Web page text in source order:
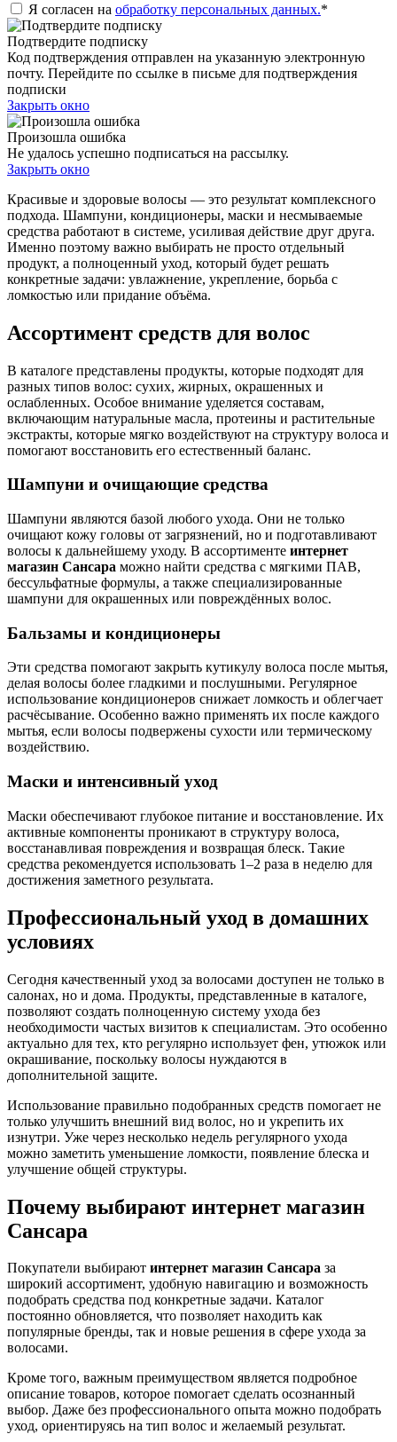
Я согласен на обработку персональных данных.*
Подтвердите подписку
Код подтверждения отправлен на указанную электронную
почту. Перейдите по ссылке в письме для подтверждения
подписки
Закрыть окно
Произошла ошибка
Не удалось успешно подписаться на рассылку.
Закрыть окно
Красивые и здоровые волосы — это результат комплексного
подхода. Шампуни, кондиционеры, маски и несмываемые
средства работают в системе, усиливая действие друг друга.
Именно поэтому важно выбирать не просто отдельный
продукт, а полноценный уход, который будет решать
конкретные задачи: увлажнение, укрепление, борьба с
ломкостью или придание объёма.
Ассортимент средств для волос
В каталоге представлены продукты, которые подходят для
разных типов волос: сухих, жирных, окрашенных и
ослабленных. Особое внимание уделяется составам,
включающим натуральные масла, протеины и растительные
экстракты, которые мягко воздействуют на структуру волоса и
помогают восстановить его естественный баланс.
Шампуни и очищающие средства
Шампуни являются базой любого ухода. Они не только
очищают кожу головы от загрязнений, но и подготавливают
волосы к дальнейшему уходу. В ассортименте интернет
магазин Сансара можно найти средства с мягкими ПАВ,
бессульфатные формулы, а также специализированные
шампуни для окрашенных или повреждённых волос.
Бальзамы и кондиционеры
Эти средства помогают закрыть кутикулу волоса после мытья,
делая волосы более гладкими и послушными. Регулярное
использование кондиционеров снижает ломкость и облегчает
расчёсывание. Особенно важно применять их после каждого
мытья, если волосы подвержены сухости или термическому
воздействию.
Маски и интенсивный уход
Маски обеспечивают глубокое питание и восстановление. Их
активные компоненты проникают в структуру волоса,
восстанавливая повреждения и возвращая блеск. Такие
средства рекомендуется использовать 1–2 раза в неделю для
достижения заметного результата.
Профессиональный уход в домашних
условиях
Сегодня качественный уход за волосами доступен не только в
салонах, но и дома. Продукты, представленные в каталоге,
позволяют создать полноценную систему ухода без
необходимости частых визитов к специалистам. Это особенно
актуально для тех, кто регулярно использует фен, утюжок или
окрашивание, поскольку волосы нуждаются в
дополнительной защите.
Использование правильно подобранных средств помогает не
только улучшить внешний вид волос, но и укрепить их
изнутри. Уже через несколько недель регулярного ухода
можно заметить уменьшение ломкости, появление блеска и
улучшение общей структуры.
Почему выбирают интернет магазин
Сансара
Покупатели выбирают интернет магазин Сансара за
широкий ассортимент, удобную навигацию и возможность
подобрать средства под конкретные задачи. Каталог
постоянно обновляется, что позволяет находить как
популярные бренды, так и новые решения в сфере ухода за
волосами.
Кроме того, важным преимуществом является подробное
описание товаров, которое помогает сделать осознанный
выбор. Даже без профессионального опыта можно подобрать
уход, ориентируясь на тип волос и желаемый результат.